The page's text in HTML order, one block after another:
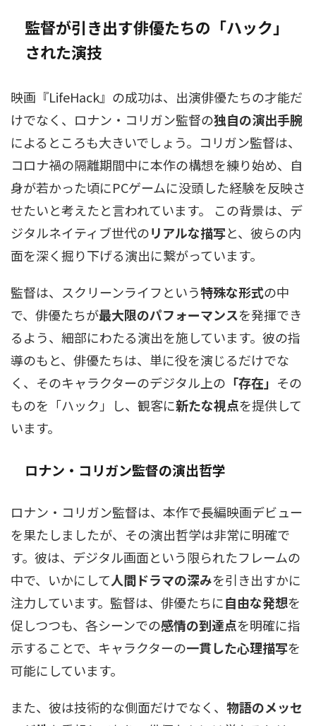
監督が引き出す俳優たちの「ハック」
された演技
映画『LifeHack』の成功は、出演俳優たちの才能だ
けでなく、ロナン・コリガン監督の独自の演出手腕
によるところも大きいでしょう。コリガン監督は、
コロナ禍の隔離期間中に本作の構想を練り始め、自
身が若かった頃にPCゲームに没頭した経験を反映さ
せたいと考えたと言われています。 この背景は、デ
ジタルネイティブ世代のリアルな描写と、彼らの内
面を深く掘り下げる演出に繋がっています。
監督は、スクリーンライフという特殊な形式の中
で、俳優たちが最大限のパフォーマンスを発揮でき
るよう、細部にわたる演出を施しています。彼の指
導のもと、俳優たちは、単に役を演じるだけでな
く、そのキャラクターのデジタル上の 「存在」 その
ものを「ハック」し、観客に新たな視点を提供して
います。
ロナン・コリガン監督の演出哲学
ロナン・コリガン監督は、本作で長編映画デビュー
を果たしましたが、その演出哲学は非常に明確で
す。彼は、デジタル画面という限られたフレームの
中で、いかにして人間ドラマの深みを引き出すかに
注力しています。監督は、俳優たちに自由な発想を
促しつつも、各シーンでの感情の到達点を明確に指
示することで、キャラクターの一貫した心理描写を
可能にしています。
また、彼は技術的な側面だけでなく、 物語のメッセ